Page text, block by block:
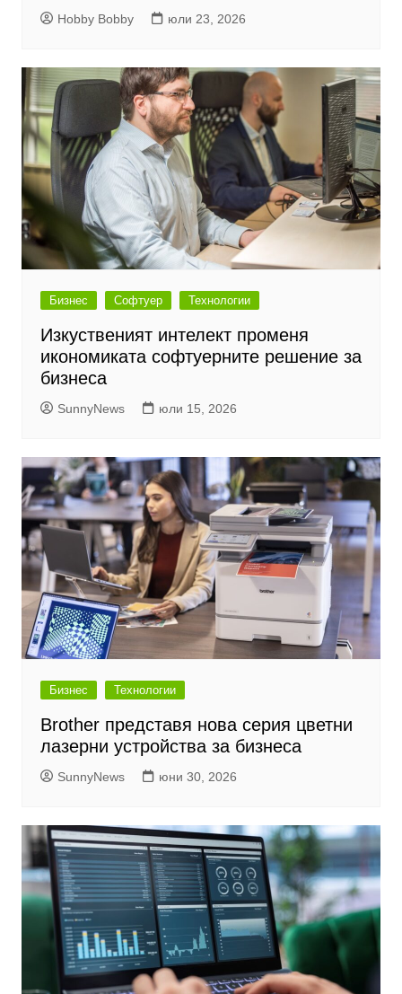
Hobby Bobby юли 23, 2026
Бизнес Софтуер Технологии
Изкуственият интелект променя
икономиката софтуерните решение за
бизнеса
SunnyNews юли 15, 2026
Бизнес Технологии
Brother представя нова серия цветни
лазерни устройства за бизнеса
SunnyNews юни 30, 2026